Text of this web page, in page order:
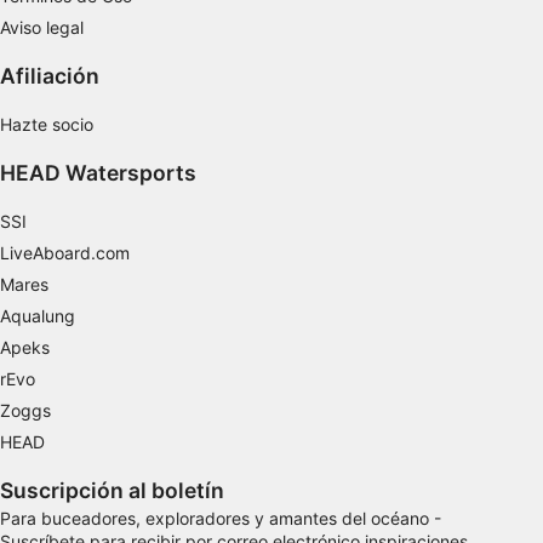
Aviso legal
Afiliación
Hazte socio
HEAD Watersports
SSI
LiveAboard.com
Mares
Aqualung
Apeks
rEvo
Zoggs
HEAD
Suscripción al boletín
Para buceadores, exploradores y amantes del océano -
Uso de datos limitados con el objetivo de
seleccionar el contenido
Características especiales de la IAB:
precisa
Identificar los dispositivos en función de la
De rendimiento
De publicidad